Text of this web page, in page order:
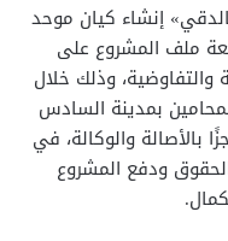
إنشاء كيان موحد
ملف المشروع على
والتفاوضية، وذلك خلال
بمدينة السادس
250 مالكًا وحاجزًا بالأصالة والوكالة، في
ودفع المشروع